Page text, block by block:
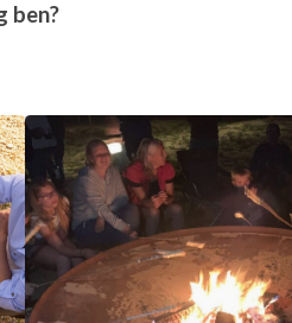
ben?